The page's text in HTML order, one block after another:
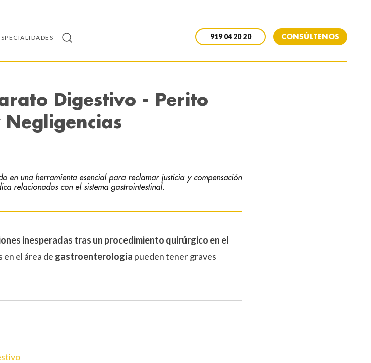
919 04 20 20 CONSÚLTENOS
Digestivo - Perito
en una herramienta esencial para reclamar justicia y compensación
relacionados con el sistema gastrointestinal.
inesperadas tras un procedimiento quirúrgico en el
en el área de gastroenterología pueden tener graves